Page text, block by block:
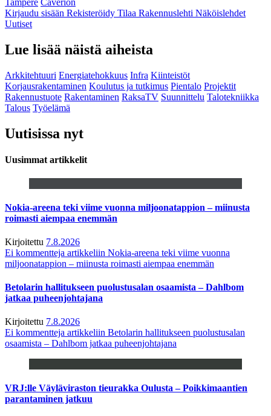
Tampere Caverion
Kirjaudu sisään Rekisteröidy Tilaa Rakennuslehti Näköislehdet
Uutiset
Lue lisää näistä aiheista
Arkkitehtuuri Energiatehokkuus Infra Kiinteistöt
Korjausrakentaminen Koulutus ja tutkimus Pientalo Projektit
Rakennustuote Rakentaminen RaksaTV Suunnittelu Talotekniikka
Talous Työelämä
Uutisissa nyt
Uusimmat artikkelit
Nokia-areena teki viime vuonna miljoonatappion – miinusta
roimasti aiempaa enemmän
Kirjoitettu 7.8.2026
Ei kommentteja artikkeliin Nokia-areena teki viime vuonna
miljoonatappion – miinusta roimasti aiempaa enemmän
Betolarin hallitukseen puolustusalan osaamista – Dahlbom
jatkaa puheenjohtajana
Kirjoitettu 7.8.2026
Ei kommentteja artikkeliin Betolarin hallitukseen puolustusalan
osaamista – Dahlbom jatkaa puheenjohtajana
VRJ:lle Väyläviraston tieurakka Oulusta – Poikkimaantien
parantaminen jatkuu